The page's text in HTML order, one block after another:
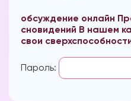
обсуждение онлайн
сновидений В нашем
свои
Пароль: